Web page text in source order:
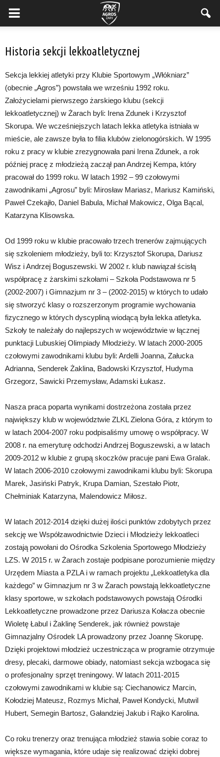
Historia sekcji lekkoatletycznej
Sekcja lekkiej atletyki przy Klubie Sportowym „Włókniarz”
(obecnie „Agros”) powstała we wrześniu 1992 roku.
Założycielami pierwszego żarskiego klubu (sekcji
lekkoatletycznej) w Żarach byli: Irena Zdunek i Krzysztof
Skorupa. We wcześniejszych latach lekka atletyka istniała w
mieście, ale zawsze była to filia klubów zielonogórskich. W 1995
roku z pracy w klubie zrezygnowała pani Irena Zdunek, a rok
później pracę z młodzieżą zaczął pan Andrzej Kempa, który
pracował do 1999 roku. W latach 1992 – 99 czołowymi
zawodnikami „Agrosu” byli: Mirosław Mariasz, Mariusz Kamiński,
Paweł Czekajło, Daniel Babula, Michał Makowicz, Olga Bącal,
Katarzyna Klisowska.
Od 1999 roku w klubie pracowało trzech trenerów zajmujących
się szkoleniem młodzieży, byli to: Krzysztof Skorupa, Dariusz
Wisz i Andrzej Boguszewski. W 2002 r. klub nawiązał ścisłą
współpracę z żarskimi szkołami – Szkoła Podstawowa nr 5
(2002-2007) i Gimnazjum nr 3 – (2002-2015) w których to udało
się stworzyć klasy o rozszerzonym programie wychowania
fizycznego w których dyscypliną wiodącą była lekka atletyka.
Szkoły te należały do najlepszych w województwie w łącznej
punktacji Lubuskiej Olimpiady Młodzieży. W latach 2000-2005
czołowymi zawodnikami klubu byli: Ardelli Joanna, Załucka
Adrianna, Senderek Żaklina, Badowski Krzysztof, Hudyma
Grzegorz, Sawicki Przemysław, Adamski Łukasz.
Nasza praca poparta wynikami dostrzeżona została przez
największy klub w województwie ZLKL Zielona Góra, z którym to
w latach 2004-2007 roku podpisaliśmy umowę o współpracy. W
2008 r. na emeryturę odchodzi Andrzej Boguszewski, a w latach
2009-2012 w klubie z grupą skoczków pracuje pani Ewa Gralak.
W latach 2006-2010 czołowymi zawodnikami klubu byli: Skorupa
Marek, Jasiński Patryk, Krupa Damian, Szestało Piotr,
Chełminiak Katarzyna, Malendowicz Miłosz.
W latach 2012-2014 dzięki dużej ilości punktów zdobytych przez
sekcję we Współzawodnictwie Dzieci i Młodzieży lekkoatleci
zostają powołani do Ośrodka Szkolenia Sportowego Młodzieży
LZS. W 2015 r. w Żarach zostaje podpisane porozumienie między
Urzędem Miasta a PZLA i w ramach projektu „Lekkoatletyka dla
każdego” w Gimnazjum nr 3 w Żarach powstają lekkoatletyczne
klasy sportowe, w szkołach podstawowych powstają Ośrodki
Lekkoatletyczne prowadzone przez Dariusza Kołacza obecnie
Wioletę Łabul i Żaklinę Senderek, jak również powstaje
Gimnazjalny Ośrodek LA prowadzony przez Joannę Skorupę.
Dzięki projektowi młodzież uczestnicząca w programie otrzymuje
dresy, plecaki, darmowe obiady, natomiast sekcja wzbogaca się
o profesjonalny sprzęt treningowy. W latach 2011-2015
czołowymi zawodnikami w klubie są: Ciechanowicz Marcin,
Kołodziej Mateusz, Rozmys Michał, Paweł Kondycki, Mutwil
Hubert, Semegin Bartosz, Gałandziej Jakub i Rajko Karolina.
Co roku trenerzy oraz trenująca młodzież stawia sobie coraz to
większe wymagania, które udaje się realizować dzięki dobrej